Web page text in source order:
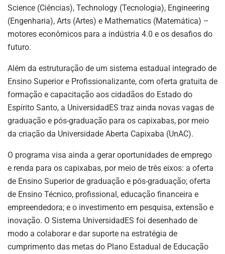
Science (Ciências), Technology (Tecnologia), Engineering
(Engenharia), Arts (Artes) e Mathematics (Matemática) –
motores econômicos para a indústria 4.0 e os desafios do
futuro.
Além da estruturação de um sistema estadual integrado de
Ensino Superior e Profissionalizante, com oferta gratuita de
formação e capacitação aos cidadãos do Estado do
Espírito Santo, a UniversidadES traz ainda novas vagas de
graduação e pós-graduação para os capixabas, por meio
da criação da Universidade Aberta Capixaba (UnAC).
O programa visa ainda a gerar oportunidades de emprego
e renda para os capixabas, por meio de três eixos: a oferta
de Ensino Superior de graduação e pós-graduação; oferta
de Ensino Técnico, profissional, educação financeira e
empreendedora; e o investimento em pesquisa, extensão e
inovação. O Sistema UniversidadES foi desenhado de
modo a colaborar e dar suporte na estratégia de
cumprimento das metas do Plano Estadual de Educação